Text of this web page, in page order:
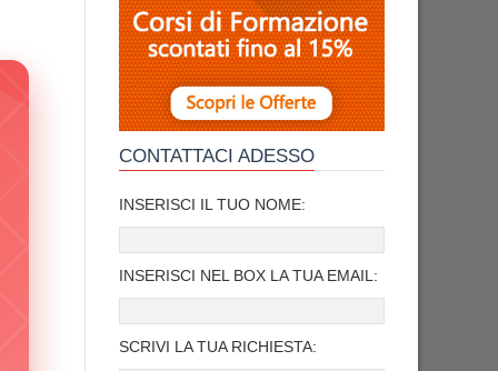
CONTATTACI ADESSO
INSERISCI IL TUO NOME:
INSERISCI NEL BOX LA TUA EMAIL:
SCRIVI LA TUA RICHIESTA: